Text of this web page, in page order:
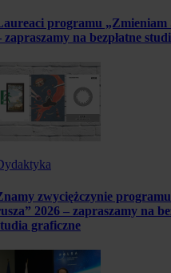
programu „Zmieniam
zapraszamy na bezpłatne
zwyciężczynie programu
2026 – zapraszamy na
graficzne